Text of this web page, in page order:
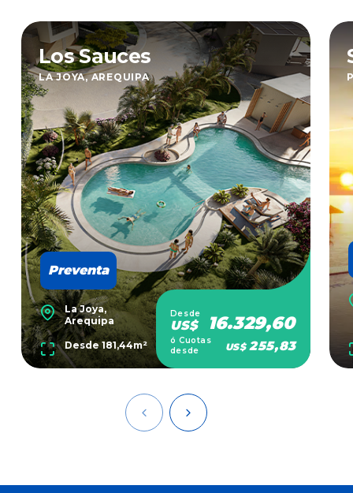
Los Sauces
LA JOYA, AREQUIPA
Preventa
La Joya,
Arequipa
Desde 181,44m²
Desde
US$ 16.329,60
ó Cuotas
desde
US$ 255,83